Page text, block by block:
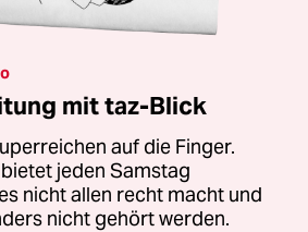
mit taz-Blick
auf die Finger.
jeden Samstag
nicht allen recht macht und
nicht gehört werden.